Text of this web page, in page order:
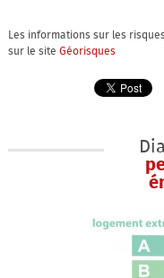
Les informations sur les
sur le site Géorisques